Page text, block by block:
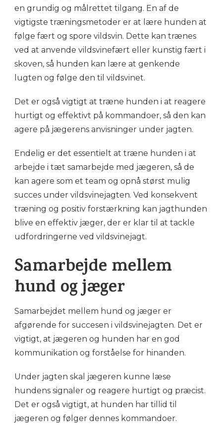
en grundig og målrettet tilgang. En af de
vigtigste træningsmetoder er at lære hunden at
følge fært og spore vildsvin. Dette kan trænes
ved at anvende vildsvinefært eller kunstig fært i
skoven, så hunden kan lære at genkende
lugten og følge den til vildsvinet.
Det er også vigtigt at træne hunden i at reagere
hurtigt og effektivt på kommandoer, så den kan
agere på jægerens anvisninger under jagten.
Endelig er det essentielt at træne hunden i at
arbejde i tæt samarbejde med jægeren, så de
kan agere som et team og opnå størst mulig
succes under vildsvinejagten. Ved konsekvent
træning og positiv forstærkning kan jagthunden
blive en effektiv jæger, der er klar til at tackle
udfordringerne ved vildsvinejagt.
Samarbejde mellem
hund og jæger
Samarbejdet mellem hund og jæger er
afgørende for succesen i vildsvinejagten. Det er
vigtigt, at jægeren og hunden har en god
kommunikation og forståelse for hinanden.
Under jagten skal jægeren kunne læse
hundens signaler og reagere hurtigt og præcist.
Det er også vigtigt, at hunden har tillid til
jægeren og følger dennes kommandoer.